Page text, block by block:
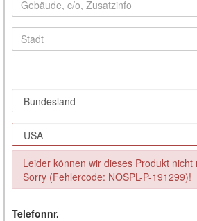
Leider können wir dieses Produkt nicht
Sorry (Fehlercode: NOSPL-P-191299)!
Telefonnr.